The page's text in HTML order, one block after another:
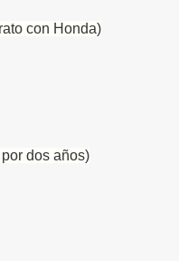
con Honda)
dos años)